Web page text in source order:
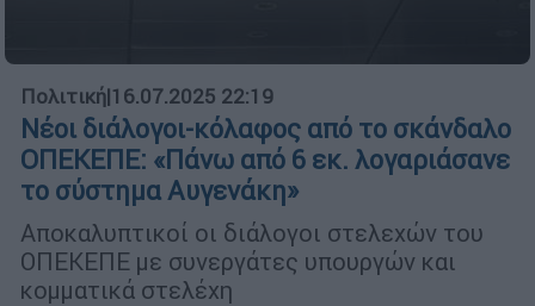
Πολιτική|16.07.2025 22:19
Nέοι διάλογοι-κόλαφος από το σκάνδαλο
ΟΠΕΚΕΠΕ: «Πάνω από 6 εκ. λογαριάσανε
το σύστημα Αυγενάκη»
Αποκαλυπτικοί οι διάλογοι στελεχών του
ΟΠΕΚΕΠΕ με συνεργάτες υπουργών και
κομματικά στελέχη